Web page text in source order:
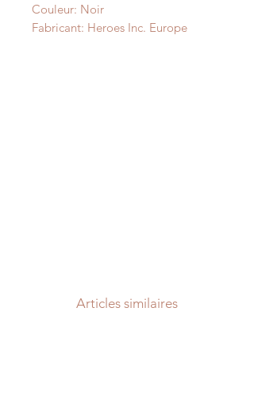
Couleur: Noir
Fabricant: Heroes Inc. Europe
Articles similaires